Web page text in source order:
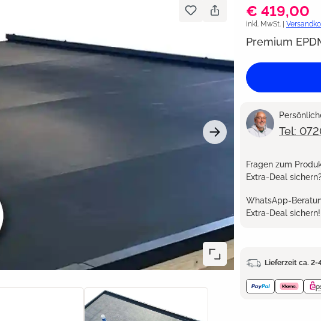
€ 419,00
inkl. MwSt. |
Premium
Tel:
Fragen zum
Extra-Deal sichern?
WhatsApp-
Extra-Deal sichern!
Lieferzeit ca. 2-